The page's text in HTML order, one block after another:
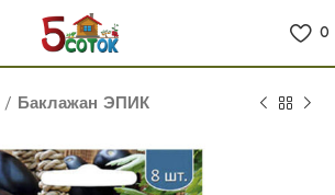
0
/ Баклажан ЭПИК